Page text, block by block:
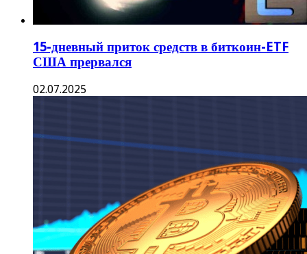
15-дневный приток средств в биткоин-ETF
США прервался
02.07.2025